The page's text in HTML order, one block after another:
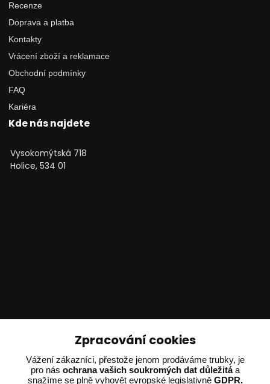
Recenze
Doprava a platba
Kontakty
Vrácení zboží a reklamace
Obchodní podmínky
FAQ
Kariéra
Kde nás najdete
Vysokomýtská 718
Holice, 534 01
Ing. Adam Dvořák
+420 602 234 254
Zpracování cookies
Vážení zákazníci, přestože jenom prodáváme trubky, je
pro nás ochrana vašich soukromých dat důležitáa
snažíme se plně vyhovět evropské legislativně GDPR.